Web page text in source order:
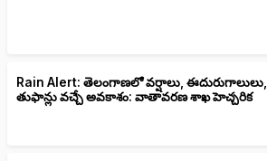
Rain Alert: తెలంగాణలో వర్షాలు, ఈదురుగాలులు,
తుఫాన్లు వచ్చే అవకాశం: వాతావరణ శాఖ హెచ్చరిక